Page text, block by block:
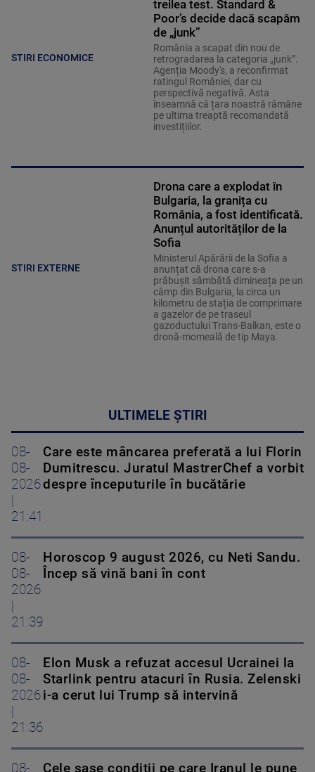
STIRI ECONOMICE
treilea test. Standard &
Poor’s decide dacă scapăm
de „junk”
România a scapat din nou de
retrogradarea la categoria „junk”.
Agenția Moody's, a reconfirmat
ratingul României, dar cu
perspectivă negativă. Asta
înseamnă că țara noastră rămâne
pe ultima treaptă recomandată
investițiilor.
STIRI EXTERNE
Drona care a explodat în
Bulgaria, la granița cu
România, a fost identificată.
Anunțul autorităților de la
Sofia
Ministerul Apărării de la Sofia a
anunțat că drona care s-a
prăbușit sâmbătă dimineața pe un
câmp din Bulgaria, la circa un
kilometru de stația de comprimare
a gazelor de pe traseul
gazoductului Trans-Balkan, este o
dronă-momeală de tip Maya.
ULTIMELE ȘTIRI
08-
08-
2026
21:41
Care este mâncarea preferată a lui Florin
Dumitrescu. Juratul MastrerChef a vorbit
despre începuturile în bucătărie
08-
08-
2026
21:39
Horoscop 9 august 2026, cu Neti Sandu.
Încep să vină bani în cont
08-
08-
2026
21:36
Elon Musk a refuzat accesul Ucrainei la
Starlink pentru atacuri în Rusia. Zelenski
i-a cerut lui Trump să intervină
08-
Cele șase condiții pe care Iranul le pune